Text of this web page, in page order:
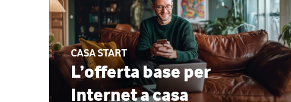
CASA START
L’offerta base per
Internet a casa